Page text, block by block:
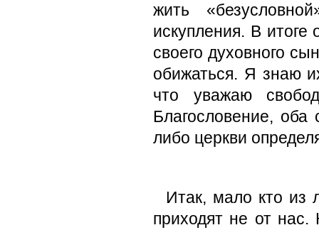
жить
искупления. В
своего духовного
обижаться. Я знаю
что уважаю
Благословение, оба
либо церкви
Итак, мало кто из
приходят не от